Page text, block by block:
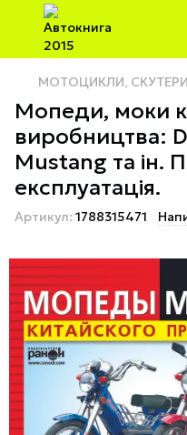
МОТОЦИКЛИ,
Мопеди, моки
виробництва:
Mustang та ін.
експлуатація.
Артикул: 1788315471